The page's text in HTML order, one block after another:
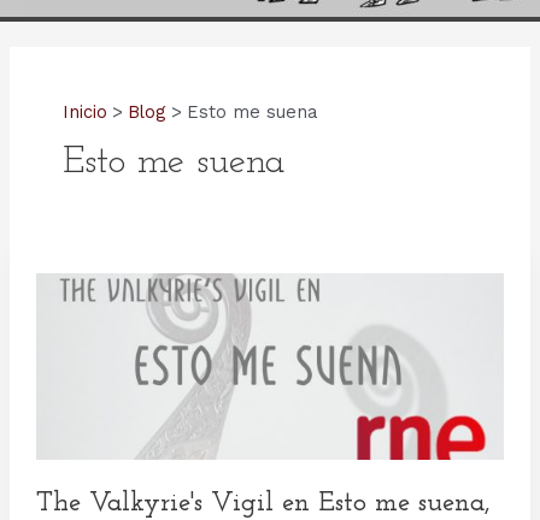
Inicio Blog Esto me suena
Esto me suena
The Valkyrie's Vigil en Esto me suena,